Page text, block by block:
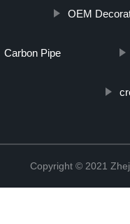
OEM
Carbon Pipe
Copyright © 2021